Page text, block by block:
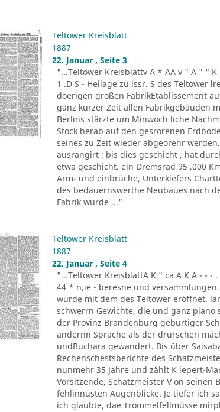
Teltower Kreisblatt
1887
22. Januar , Seite 3
"...Teltower Kreisblattv A * AA v " A " "
1 .D S - Heilage zu issr. S des Teltower
doerigen großen FabrikEtablissement
ganz kurzer Zeit allen Fabrikgebäuden
Berlins stärzte um Minwoch liche
Stock herab auf den gesrorenen
seines zu Zeit wieder abgeorehr
ausrangirt ; bis dies geschicht , hat
etwa geschicht. ein Dremsrad 95 ,000
Arm- und einbrüche, Unterkiefers
des bedauernswerthe Neubaues nach
Fabrik wurde ..."
Teltower Kreisblatt
1887
22. Januar , Seite 4
"...Teltower KreisblattA K " ca A K A - - -
44 * n,ie - beresne und
wurde mit dem des Teltower eröffnet.
schwerrn Gewichte, die und ganz
der Provinz Brandenburg geburtiger
andernn Sprache als der drurschen
undBuchara gewandert. Bis über
Rechenschestsberichte des
nunmehr 35 Jahre und zählt K iepert-
Vorsitzende, Schatzmeister V on
fehlinnusten Augenblicke. Je tiefer ich
ich glaubte, dae Trommelfellmüsse